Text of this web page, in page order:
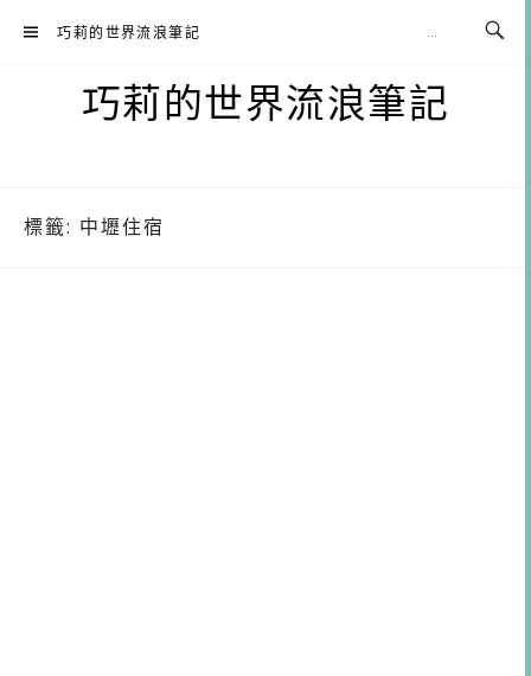
巧莉的世界流浪筆記
巧莉的世界流浪筆記
標籤: 中壢住宿